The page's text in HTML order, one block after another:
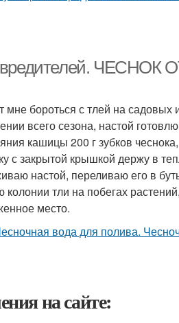
вредителей.
бороться с тлей на садовых
всего сезона, настой
кашицы 200 г зубков
с закрытой крышкой держу в
настой, переливаю его в
колонии тли на побегах
место.
на сайте: